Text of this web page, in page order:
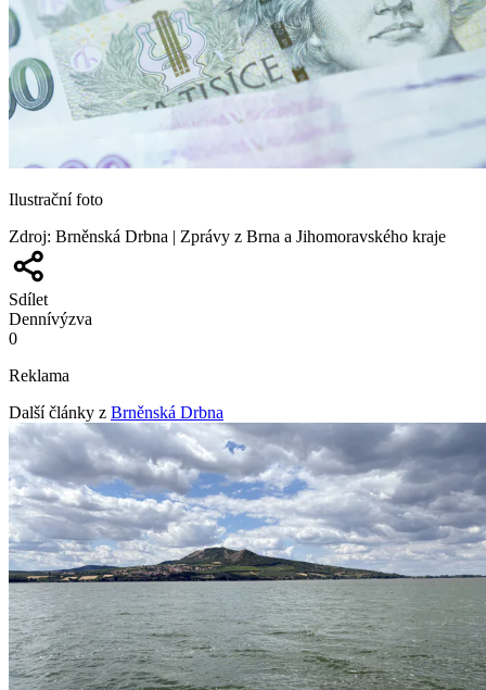
Ilustrační foto
Zdroj: Brněnská Drbna | Zprávy z Brna a Jihomoravského kraje
Sdílet
Dennívýzva
0
Reklama
Další články z Brněnská Drbna